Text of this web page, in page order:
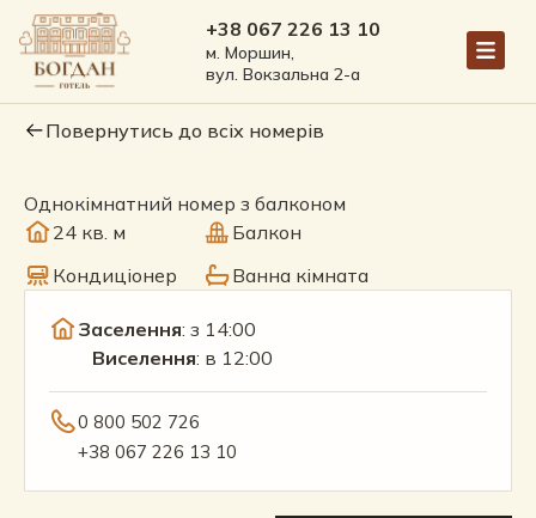
+38 067 226 13 10
м. Моршин,
вул. Вокзальна 2-а
Повернутись до всіх номерів
Однокімнатний номер з балконом
24 кв. м
Балкон
Кондиціонер
Ванна кімната
Заселення: з 14:00
Виселення: в 12:00
0 800 502 726
+38 067 226 13 10